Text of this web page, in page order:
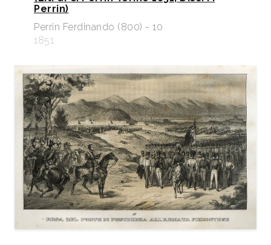
Perrin)
Perrin Ferdinando (800) - 10
1851